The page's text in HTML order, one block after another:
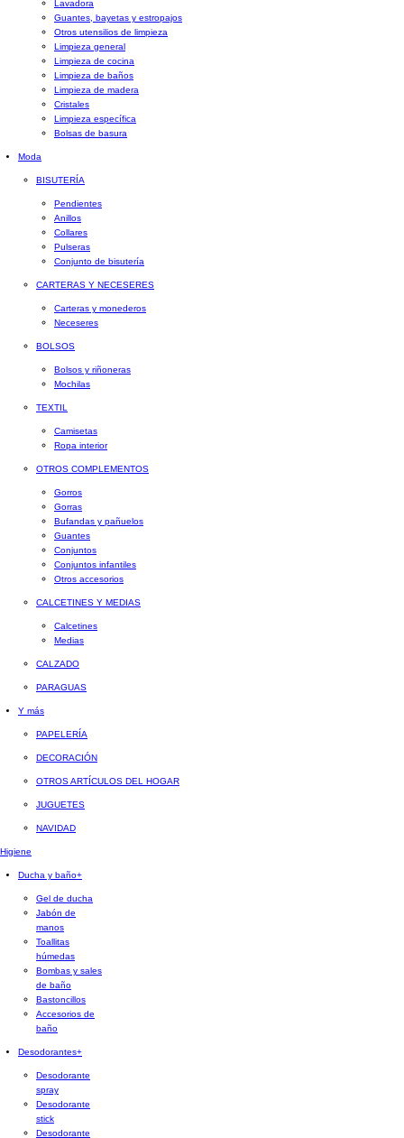
Lavadora
Guantes, bayetas y estropajos
Otros utensilios de limpieza
Limpieza general
Limpieza de cocina
Limpieza de baños
Limpieza de madera
Cristales
Limpieza específica
Bolsas de basura
Moda
BISUTERÍA
Pendientes
Anillos
Collares
Pulseras
Conjunto de bisutería
CARTERAS Y NECESERES
Carteras y monederos
Neceseres
BOLSOS
Bolsos y riñoneras
Mochilas
TEXTIL
Camisetas
Ropa interior
OTROS COMPLEMENTOS
Gorros
Gorras
Bufandas y pañuelos
Guantes
Conjuntos
Conjuntos infantiles
Otros accesorios
CALCETINES Y MEDIAS
Calcetines
Medias
CALZADO
PARAGUAS
Y más
PAPELERÍA
DECORACIÓN
OTROS ARTÍCULOS DEL HOGAR
JUGUETES
NAVIDAD
Higiene
Ducha y baño+
Gel de ducha
Jabón de
manos
Toallitas
húmedas
Bombas y sales
de baño
Bastoncillos
Accesorios de
baño
Desodorantes+
Desodorante
spray
Desodorante
stick
Desodorante